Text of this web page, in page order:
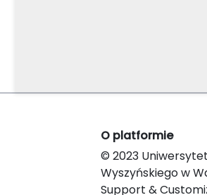
O platformie
© 2023
Wyszyńskiego w
Support &